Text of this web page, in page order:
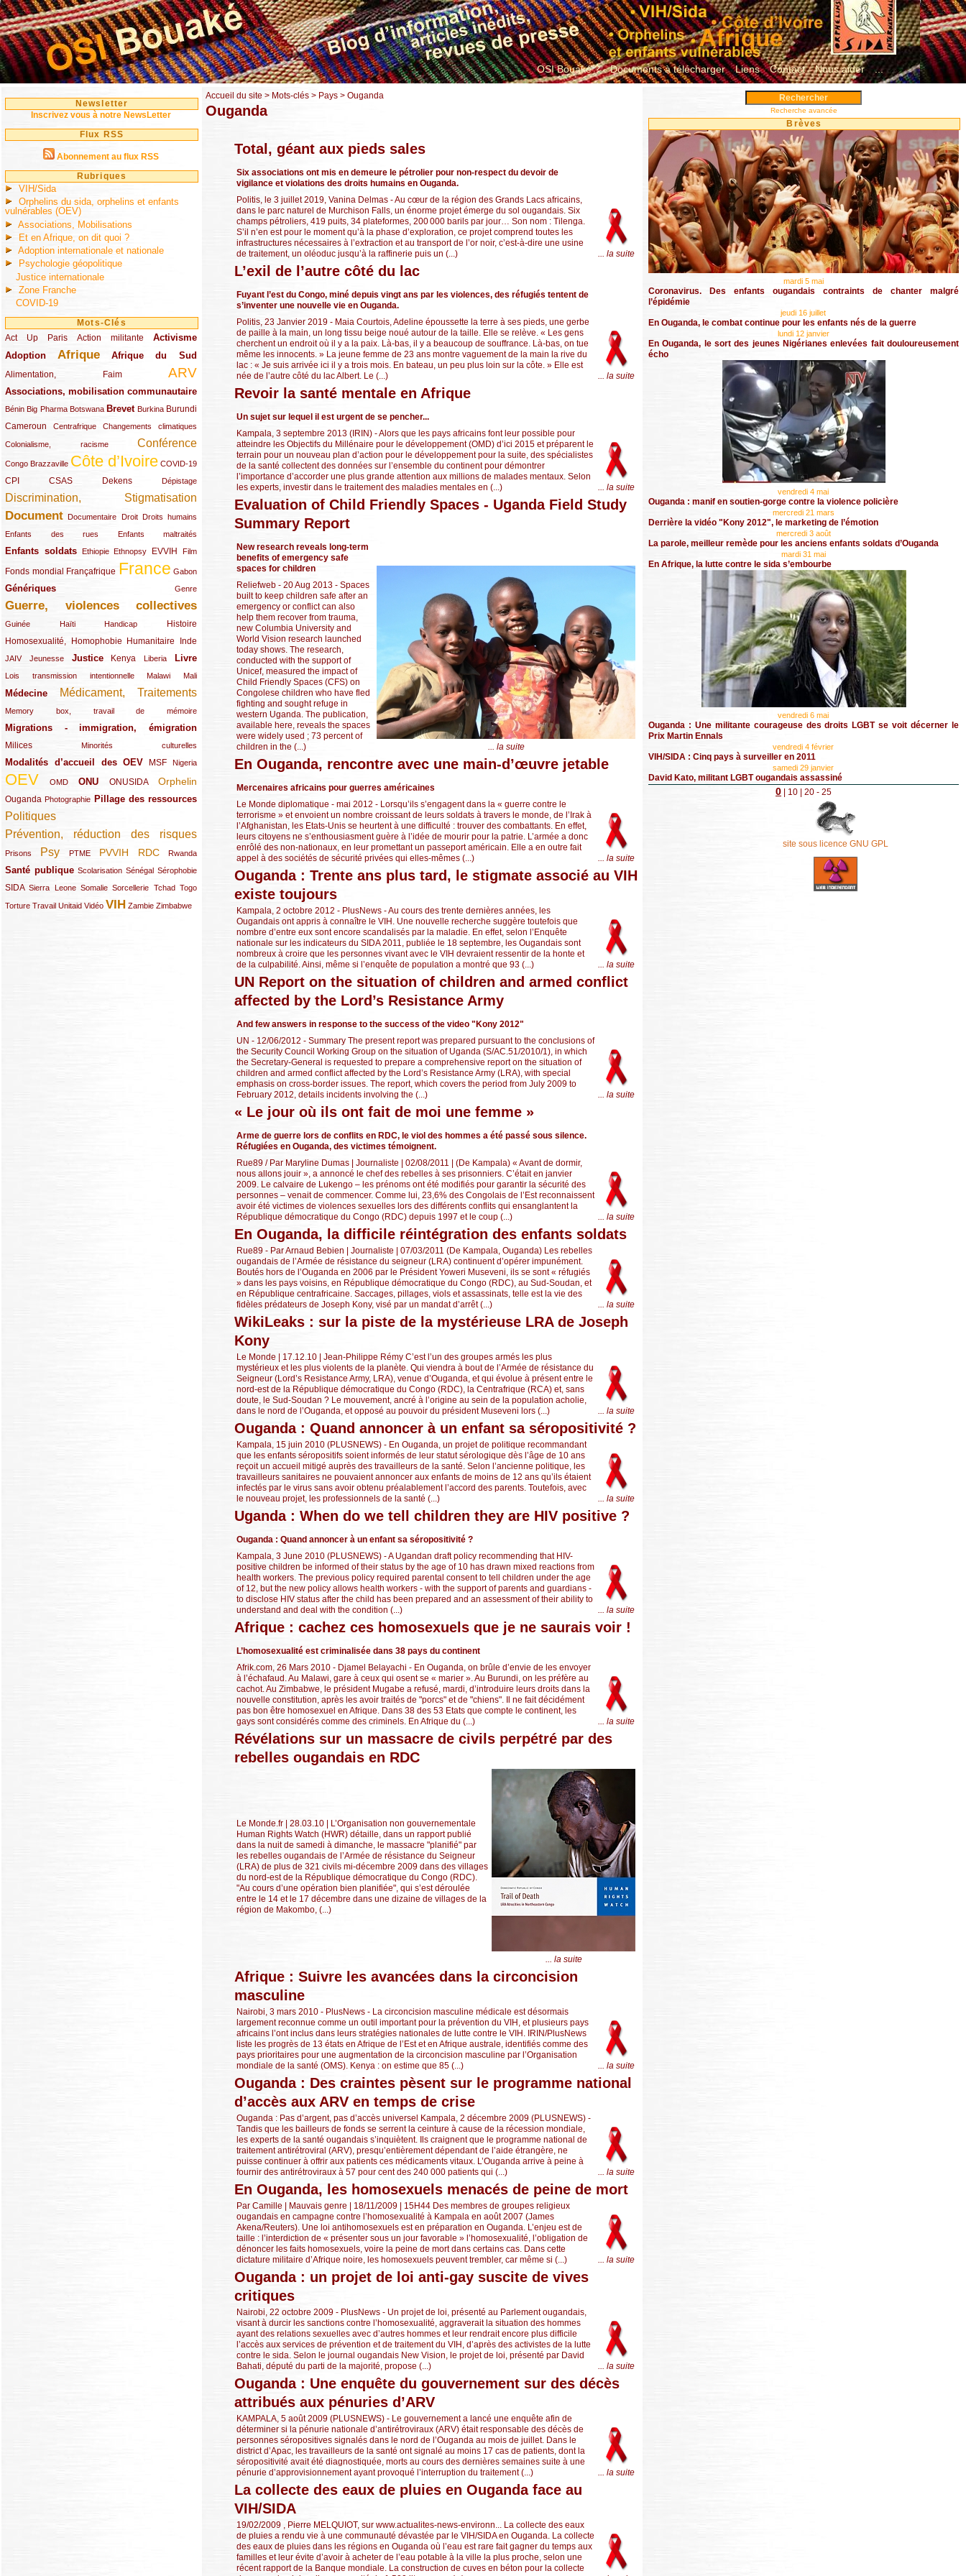
OSI Bouaké ? Documents à télécharger Liens Contact Nous aider ...
Newsletter
Inscrivez vous à notre NewsLetter
Flux RSS
Abonnement au flux RSS
Rubriques
VIH/Sida
Orphelins du sida, orphelins et enfants
vulnérables (OEV)
Associations, Mobilisations
Et en Afrique, on dit quoi ?
Adoption internationale et nationale
Psychologie géopolitique
Justice internationale
Zone Franche
COVID-19
Mots-Clés
Act Up Paris
(49/289) Action militante
(32/289) Activisme
(73/289)
Adoption
(82/289) Afrique
(161/289) Afrique du Sud
(73/289)
Alimentation, Faim
(48/289) ARV
(203/289)
Associations, mobilisation communautaire
(65/289)
Bénin
(13/289)Big Pharma
(16/289) Botswana
(9/289) Brevet
(83/289) Burkina
(18/289) Burundi
(30/289)
Cameroun
(47/289) Centrafrique
(23/289) Changements climatiques
(10/289)
Colonialisme, racisme
(19/289) Conférence
(118/289)
Congo Brazzaville
(24/289) Côte d’Ivoire
(263/289) COVID-19
(13/289)
CPI
(48/289) CSAS
(32/289) Dekens
(29/289) Dépistage
(19/289)
Discrimination, Stigmatisation
(131/289)
Document
(145/289) Documentaire
(9/289) Droit
(20/289) Droits humains
(22/289)
Enfants des rues
(21/289) Enfants maltraités
(10/289)
Enfants soldats
(68/289) Ethiopie
(12/289) Ethnopsy
(15/289) EVVIH
(55/289) Film
(22/289)
Fonds mondial
(48/289) Françafrique
(39/289) France
(289/289) Gabon
(12/289)
Génériques
(59/289) Genre
(22/289)
Guerre, violences collectives
(149/289)
Guinée
(12/289) Haïti
(15/289) Handicap
(10/289) Histoire
(49/289)
Homosexualité, Homophobie
(44/289) Humanitaire
(47/289) Inde
(34/289)
JAIV
(10/289)Jeunesse
(21/289) Justice
(65/289) Kenya
(35/289) Liberia
(25/289) Livre
(62/289)
Lois transmission intentionnelle
(24/289) Malawi
(11/289) Mali
(21/289)
Médecine
(62/289) Médicament, Traitements
(142/289)
Memory box, travail de mémoire
(11/289)
Migrations - immigration, émigration
(67/289)
Milices
(34/289) Minorités culturelles
(15/289)
Modalités d’accueil des OEV
(58/289) MSF
(54/289) Nigeria
(27/289)
OEV
(269/289) OMD
(26/289) ONU
(58/289) ONUSIDA
(44/289) Orphelin
(112/289)
Ouganda
(29/289) Photographie
(27/289) Pillage des ressources
(77/289)
Politiques
(120/289)
Prévention, réduction des risques
(131/289)
Prisons
(22/289) Psy
(119/289) PTME
(12/289) PVVIH
(111/289) RDC
(104/289) Rwanda
(23/289)
Santé publique
(59/289) Scolarisation
(9/289) Sénégal
(13/289) Sérophobie
(19/289)
SIDA
(29/289)Sierra Leone
(13/289) Somalie
(12/289) Sorcellerie
(19/289) Tchad
(10/289) Togo
(15/289)
Torture
(17/289)Travail
(21/289) Unitaid
(26/289) Vidéo
(23/289) VIH
(154/289) Zambie
(12/289) Zimbabwe
(21/289)
Accueil du site > Mots-clés > Pays > Ouganda
Ouganda
Total, géant aux pieds sales
Six associations ont mis en demeure le pétrolier pour non-respect du devoir de
vigilance et violations des droits humains en Ouganda.
Politis, le 3 juillet 2019, Vanina Delmas - Au cœur de la région des Grands Lacs africains,
dans le parc naturel de Murchison Falls, un énorme projet émerge du sol ougandais. Six
champs pétroliers, 419 puits, 34 plateformes, 200 000 barils par jour… Son nom : Tilenga.
S’il n’en est pour le moment qu’à la phase d’exploration, ce projet comprend toutes les
infrastructures nécessaires à l’extraction et au transport de l’or noir, c’est-à-dire une usine
de traitement, un oléoduc jusqu’à la raffinerie puis un (...)
... la suite
L’exil de l’autre côté du lac
Fuyant l’est du Congo, miné depuis vingt ans par les violences, des réfugiés tentent de
s’inventer une nouvelle vie en Ouganda.
Politis, 23 Janvier 2019 - Maia Courtois, Adeline époussette la terre à ses pieds, une gerbe
de paille à la main, un long tissu beige noué autour de la taille. Elle se relève. « Les gens
cherchent un endroit où il y a la paix. Là-bas, il y a beaucoup de souffrance. Là-bas, on tue
même les innocents. » La jeune femme de 23 ans montre vaguement de la main la rive du
lac : « Je suis arrivée ici il y a trois mois. En bateau, un peu plus loin sur la côte. » Elle est
née de l’autre côté du lac Albert. Le (...)
... la suite
Revoir la santé mentale en Afrique
Un sujet sur lequel il est urgent de se pencher...
Kampala, 3 septembre 2013 (IRIN) - Alors que les pays africains font leur possible pour
atteindre les Objectifs du Millénaire pour le développement (OMD) d’ici 2015 et préparent le
terrain pour un nouveau plan d’action pour le développement pour la suite, des spécialistes
de la santé collectent des données sur l’ensemble du continent pour démontrer
l’importance d’accorder une plus grande attention aux millions de malades mentaux. Selon
les experts, investir dans le traitement des maladies mentales en (...)
... la suite
Evaluation of Child Friendly Spaces - Uganda Field Study
Summary Report
New research reveals long-term
benefits of emergency safe
spaces for children
Reliefweb - 20 Aug 2013 - Spaces
built to keep children safe after an
emergency or conflict can also
help them recover from trauma,
new Columbia University and
World Vision research launched
today shows. The research,
conducted with the support of
Unicef, measured the impact of
Child Friendly Spaces (CFS) on
Congolese children who have fled
fighting and sought refuge in
western Uganda. The publication,
available here, reveals the spaces
were widely used ; 73 percent of
children in the (...)
... la suite
En Ouganda, rencontre avec une main-d’œuvre jetable
Mercenaires africains pour guerres américaines
Le Monde diplomatique - mai 2012 - Lorsqu’ils s’engagent dans la « guerre contre le
terrorisme » et envoient un nombre croissant de leurs soldats à travers le monde, de l’Irak à
l’Afghanistan, les Etats-Unis se heurtent à une difficulté : trouver des combattants. En effet,
leurs citoyens ne s’enthousiasment guère à l’idée de mourir pour la patrie. L’armée a donc
enrôlé des non-nationaux, en leur promettant un passeport américain. Elle a en outre fait
appel à des sociétés de sécurité privées qui elles-mêmes (...)
... la suite
Ouganda : Trente ans plus tard, le stigmate associé au VIH
existe toujours
Kampala, 2 octobre 2012 - PlusNews - Au cours des trente dernières années, les
Ougandais ont appris à connaître le VIH. Une nouvelle recherche suggère toutefois que
nombre d’entre eux sont encore scandalisés par la maladie. En effet, selon l’Enquête
nationale sur les indicateurs du SIDA 2011, publiée le 18 septembre, les Ougandais sont
nombreux à croire que les personnes vivant avec le VIH devraient ressentir de la honte et
de la culpabilité. Ainsi, même si l’enquête de population a montré que 93 (...)
... la suite
UN Report on the situation of children and armed conflict
affected by the Lord’s Resistance Army
And few answers in response to the success of the video "Kony 2012"
UN - 12/06/2012 - Summary The present report was prepared pursuant to the conclusions of
the Security Council Working Group on the situation of Uganda (S/AC.51/2010/1), in which
the Secretary-General is requested to prepare a comprehensive report on the situation of
children and armed conflict affected by the Lord’s Resistance Army (LRA), with special
emphasis on cross-border issues. The report, which covers the period from July 2009 to
February 2012, details incidents involving the (...)
... la suite
« Le jour où ils ont fait de moi une femme »
Arme de guerre lors de conflits en RDC, le viol des hommes a été passé sous silence.
Réfugiées en Ouganda, des victimes témoignent.
Rue89 / Par Maryline Dumas | Journaliste | 02/08/2011 | (De Kampala) « Avant de dormir,
nous allons jouir », a annoncé le chef des rebelles à ses prisonniers. C’était en janvier
2009. Le calvaire de Lukengo – les prénoms ont été modifiés pour garantir la sécurité des
personnes – venait de commencer. Comme lui, 23,6% des Congolais de l’Est reconnaissent
avoir été victimes de violences sexuelles lors des différents conflits qui ensanglantent la
République démocratique du Congo (RDC) depuis 1997 et le coup (...)
... la suite
En Ouganda, la difficile réintégration des enfants soldats
Rue89 - Par Arnaud Bebien | Journaliste | 07/03/2011 (De Kampala, Ouganda) Les rebelles
ougandais de l’Armée de résistance du seigneur (LRA) continuent d’opérer impunément.
Boutés hors de l’Ouganda en 2006 par le Président Yoweri Museveni, ils se sont « réfugiés
» dans les pays voisins, en République démocratique du Congo (RDC), au Sud-Soudan, et
en République centrafricaine. Saccages, pillages, viols et assassinats, telle est la vie des
fidèles prédateurs de Joseph Kony, visé par un mandat d’arrêt (...)
... la suite
WikiLeaks : sur la piste de la mystérieuse LRA de Joseph
Kony
Le Monde | 17.12.10 | Jean-Philippe Rémy C’est l’un des groupes armés les plus
mystérieux et les plus violents de la planète. Qui viendra à bout de l’Armée de résistance du
Seigneur (Lord’s Resistance Army, LRA), venue d’Ouganda, et qui évolue à présent entre le
nord-est de la République démocratique du Congo (RDC), la Centrafrique (RCA) et, sans
doute, le Sud-Soudan ? Le mouvement, ancré à l’origine au sein de la population acholie,
dans le nord de l’Ouganda, et opposé au pouvoir du président Museveni lors (...)
... la suite
Ouganda : Quand annoncer à un enfant sa séropositivité ?
Kampala, 15 juin 2010 (PLUSNEWS) - En Ouganda, un projet de politique recommandant
que les enfants séropositifs soient informés de leur statut sérologique dès l’âge de 10 ans
reçoit un accueil mitigé auprès des travailleurs de la santé. Selon l’ancienne politique, les
travailleurs sanitaires ne pouvaient annoncer aux enfants de moins de 12 ans qu’ils étaient
infectés par le virus sans avoir obtenu préalablement l’accord des parents. Toutefois, avec
le nouveau projet, les professionnels de la santé (...)
... la suite
Uganda : When do we tell children they are HIV positive ?
Ouganda : Quand annoncer à un enfant sa séropositivité ?
Kampala, 3 June 2010 (PLUSNEWS) - A Ugandan draft policy recommending that HIV-
positive children be informed of their status by the age of 10 has drawn mixed reactions from
health workers. The previous policy required parental consent to tell children under the age
of 12, but the new policy allows health workers - with the support of parents and guardians -
to disclose HIV status after the child has been prepared and an assessment of their ability to
understand and deal with the condition (...)
... la suite
Afrique : cachez ces homosexuels que je ne saurais voir !
L’homosexualité est criminalisée dans 38 pays du continent
Afrik.com, 26 Mars 2010 - Djamel Belayachi - En Ouganda, on brûle d’envie de les envoyer
à l’échafaud. Au Malawi, gare à ceux qui osent se « marier ». Au Burundi, on les préfère au
cachot. Au Zimbabwe, le président Mugabe a refusé, mardi, d’introduire leurs droits dans la
nouvelle constitution, après les avoir traités de "porcs" et de "chiens". Il ne fait décidément
pas bon être homosexuel en Afrique. Dans 38 des 53 Etats que compte le continent, les
gays sont considérés comme des criminels. En Afrique du (...)
... la suite
Révélations sur un massacre de civils perpétré par des
rebelles ougandais en RDC
Le Monde.fr | 28.03.10 | L’Organisation non gouvernementale
Human Rights Watch (HWR) détaille, dans un rapport publié
dans la nuit de samedi à dimanche, le massacre "planifié" par
les rebelles ougandais de l’Armée de résistance du Seigneur
(LRA) de plus de 321 civils mi-décembre 2009 dans des villages
du nord-est de la République démocratique du Congo (RDC).
"Au cours d’une opération bien planifiée", qui s’est déroulée
entre le 14 et le 17 décembre dans une dizaine de villages de la
région de Makombo, (...)
... la suite
Afrique : Suivre les avancées dans la circoncision
masculine
Nairobi, 3 mars 2010 - PlusNews - La circoncision masculine médicale est désormais
largement reconnue comme un outil important pour la prévention du VIH, et plusieurs pays
africains l’ont inclus dans leurs stratégies nationales de lutte contre le VIH. IRIN/PlusNews
liste les progrès de 13 états en Afrique de l’Est et en Afrique australe, identifiés comme des
pays prioritaires pour une augmentation de la circoncision masculine par l’Organisation
mondiale de la santé (OMS). Kenya : on estime que 85 (...)
... la suite
Ouganda : Des craintes pèsent sur le programme national
d’accès aux ARV en temps de crise
Ouganda : Pas d’argent, pas d’accès universel Kampala, 2 décembre 2009 (PLUSNEWS) -
Tandis que les bailleurs de fonds se serrent la ceinture à cause de la récession mondiale,
les experts de la santé ougandais s’inquiètent. Ils craignent que le programme national de
traitement antirétroviral (ARV), presqu’entièrement dépendant de l’aide étrangère, ne
puisse continuer à offrir aux patients ces médicaments vitaux. L’Ouganda arrive à peine à
fournir des antirétroviraux à 57 pour cent des 240 000 patients qui (...)
... la suite
En Ouganda, les homosexuels menacés de peine de mort
Par Camille | Mauvais genre | 18/11/2009 | 15H44 Des membres de groupes religieux
ougandais en campagne contre l’homosexualité à Kampala en août 2007 (James
Akena/Reuters). Une loi antihomosexuels est en préparation en Ouganda. L’enjeu est de
taille : l’interdiction de « présenter sous un jour favorable » l’homosexualité, l’obligation de
dénoncer les faits homosexuels, voire la peine de mort dans certains cas. Dans cette
dictature militaire d’Afrique noire, les homosexuels peuvent trembler, car même si (...)
... la suite
Ouganda : un projet de loi anti-gay suscite de vives
critiques
Nairobi, 22 octobre 2009 - PlusNews - Un projet de loi, présenté au Parlement ougandais,
visant à durcir les sanctions contre l’homosexualité, aggraverait la situation des hommes
ayant des relations sexuelles avec d’autres hommes et leur rendrait encore plus difficile
l’accès aux services de prévention et de traitement du VIH, d’après des activistes de la lutte
contre le sida. Selon le journal ougandais New Vision, le projet de loi, présenté par David
Bahati, député du parti de la majorité, propose (...)
... la suite
Ouganda : Une enquête du gouvernement sur des décès
attribués aux pénuries d’ARV
KAMPALA, 5 août 2009 (PLUSNEWS) - Le gouvernement a lancé une enquête afin de
déterminer si la pénurie nationale d’antirétroviraux (ARV) était responsable des décès de
personnes séropositives signalés dans le nord de l’Ouganda au mois de juillet. Dans le
district d’Apac, les travailleurs de la santé ont signalé au moins 17 cas de patients, dont la
séropositivité avait été diagnostiquée, morts au cours des dernières semaines suite à une
pénurie d’approvisionnement ayant provoqué l’interruption du traitement (...)
... la suite
La collecte des eaux de pluies en Ouganda face au
VIH/SIDA
19/02/2009 , Pierre MELQUIOT, sur www.actualites-news-environn... La collecte des eaux
de pluies a rendu vie à une communauté dévastée par le VIH/SIDA en Ouganda. La collecte
des eaux de pluies dans les régions en Ouganda où l’eau est rare fait gagner du temps aux
familles et leur évite d’avoir à acheter de l’eau potable à la ville la plus proche, selon une
récent rapport de la Banque mondiale. La construction de cuves en béton pour la collecte
Recherche avancée
Brèves
mardi 5 mai
Coronavirus. Des enfants ougandais contraints de chanter malgré
l’épidémie
jeudi 16 juillet
En Ouganda, le combat continue pour les enfants nés de la guerre
lundi 12 janvier
En Ouganda, le sort des jeunes Nigérianes enlevées fait douloureusement
écho
vendredi 4 mai
Ouganda : manif en soutien-gorge contre la violence policière
mercredi 21 mars
Derrière la vidéo "Kony 2012", le marketing de l’émotion
mercredi 3 août
La parole, meilleur remède pour les anciens enfants soldats d’Ouganda
mardi 31 mai
En Afrique, la lutte contre le sida s’embourbe
vendredi 6 mai
Ouganda : Une militante courageuse des droits LGBT se voit décerner le
Prix Martin Ennals
vendredi 4 février
VIH/SIDA : Cinq pays à surveiller en 2011
samedi 29 janvier
David Kato, militant LGBT ougandais assassiné
0 10 20 - 25
site sous licence GNU GPL